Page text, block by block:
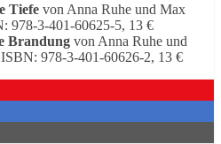
Tiefe von Anna Ruhe und Max
978-3-401-60625-5, 13 €
Brandung von Anna Ruhe und
978-3-401-60626-2, 13 €